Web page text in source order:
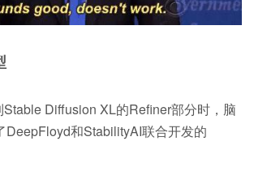
Diffusion XL的Refiner部分时，脑
DeepFloyd和StabilityAI联合开发的